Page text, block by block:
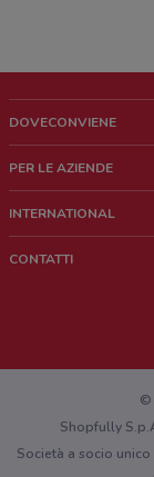
DOVECONVIENE
Chi siamo
Lavora con noi
PER LE AZIENDE
Richieste commerciali
INTERNATIONAL
CONTATTI
Hai un
©
Shopfully
Società a socio